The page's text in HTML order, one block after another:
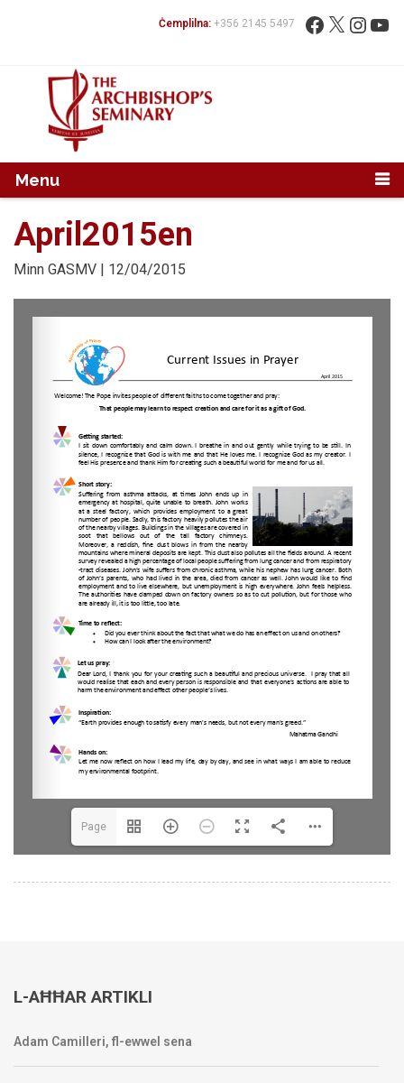
Fittex: Facebook
X
Ċemplilna: +356 2145 5497
Menu
April2015en
Minn GASMV | 12/04/2015
Page
L-AĦĦAR ARTIKLI
Adam Camilleri, fl-ewwel sena